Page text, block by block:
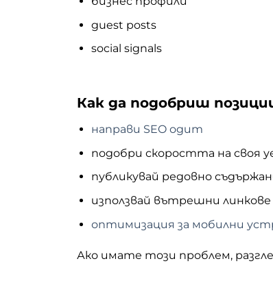
guest posts
social signals
Как да подобриш
направи SEO одит
подобри скоростта на своя
публикувай редовно
използвай вътрешни линкове
оптимизация за мобилни
Ако имате този проблем,